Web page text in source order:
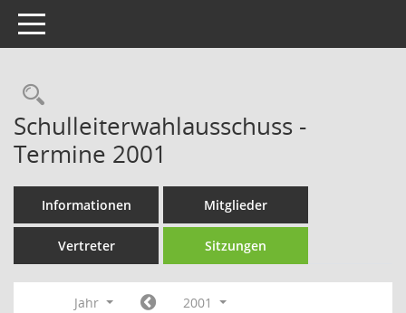
Toggle navigation
Rechercheauswahl
Schulleiterwahlausschuss -
Termine 2001
Informationen Mitglieder
Vertreter Sitzungen
Jahr 2001